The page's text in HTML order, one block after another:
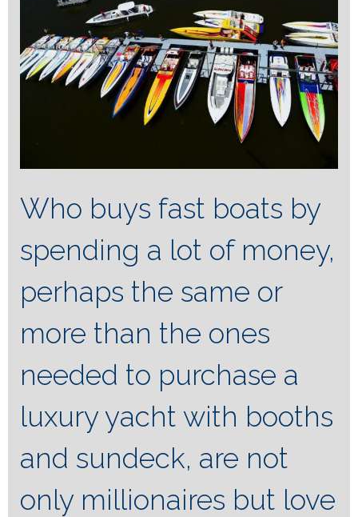
Who buys fast boats by
spending a lot of money,
perhaps the same or
more than the ones
needed to purchase a
luxury yacht with booths
and sundeck, are not
only millionaires but love